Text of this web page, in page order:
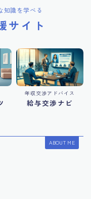
知識を学べる
サイト
年収交渉アドバイス
給与交渉ナビ
ABOUT ME